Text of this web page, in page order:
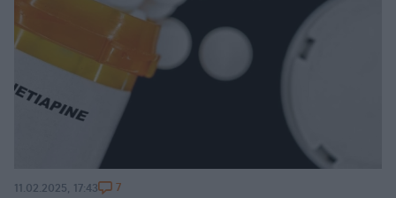
11.02.2025, 17:43 7